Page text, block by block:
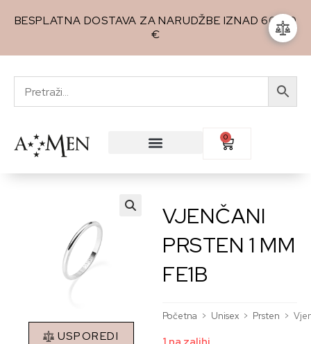
BESPLATNA DOSTAVA ZA NARUDŽBE IZNAD 60,00
€
0
USPOREDI
VJENČANI
PRSTEN 1 MM
FE1B
Početna > Unisex > Prsten >